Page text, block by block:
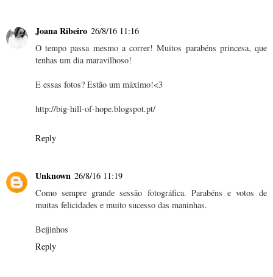
Joana Ribeiro 26/8/16 11:16
O tempo passa mesmo a correr! Muitos parabéns princesa, que
tenhas um dia maravilhoso!
E essas fotos? Estão um máximo!<3
http://big-hill-of-hope.blogspot.pt/
Reply
Unknown 26/8/16 11:19
Como sempre grande sessão fotográfica. Parabéns e votos de
muitas felicidades e muito sucesso das maninhas.
Beijinhos
Reply